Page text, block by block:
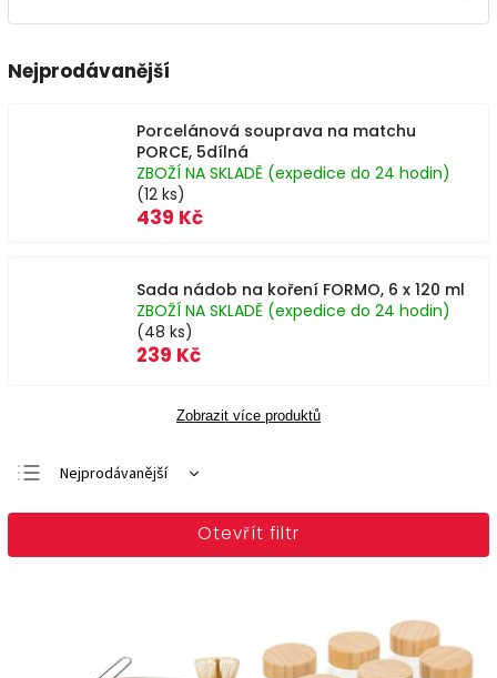
Nejprodávanější
Porcelánová souprava na matchu
PORCE, 5dílná
ZBOŽÍ NA SKLADĚ (expedice do 24 hodin)
(12 ks)
439 Kč
Sada nádob na koření FORMO, 6 x 120 ml
ZBOŽÍ NA SKLADĚ (expedice do 24 hodin)
(48 ks)
239 Kč
Zobrazit více produktů
Doporučujeme
Nejprodávanější
Otevřít filtr